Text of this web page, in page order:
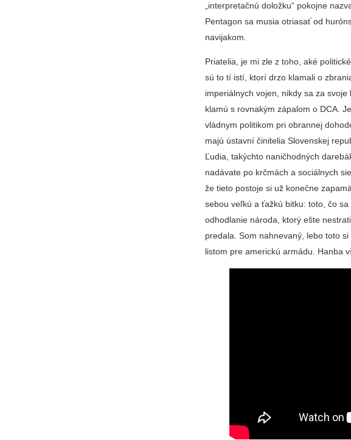
„interpretačnú doložku“ pokojne
Pentagon sa musia otriasať od
navijakom.
Priatelia, je mi zle z toho, aké
sú to tí istí, ktorí drzo klamali o
imperiálnych vojen, nikdy sa za
klamú s rovnakým zápalom o DCA.
vládnym politikom pri obrannej
majú ústavní činitelia Slovenskej
Ľudia, takýchto naničhodných
nadávate po krčmách a sociálnych
že tieto postoje si už konečne
sebou veľkú a ťažkú bitku: toto, čo
odhodlanie národa, ktorý ešte
predala. Som nahnevaný, lebo toto
listom pre americkú armádu. Hanba